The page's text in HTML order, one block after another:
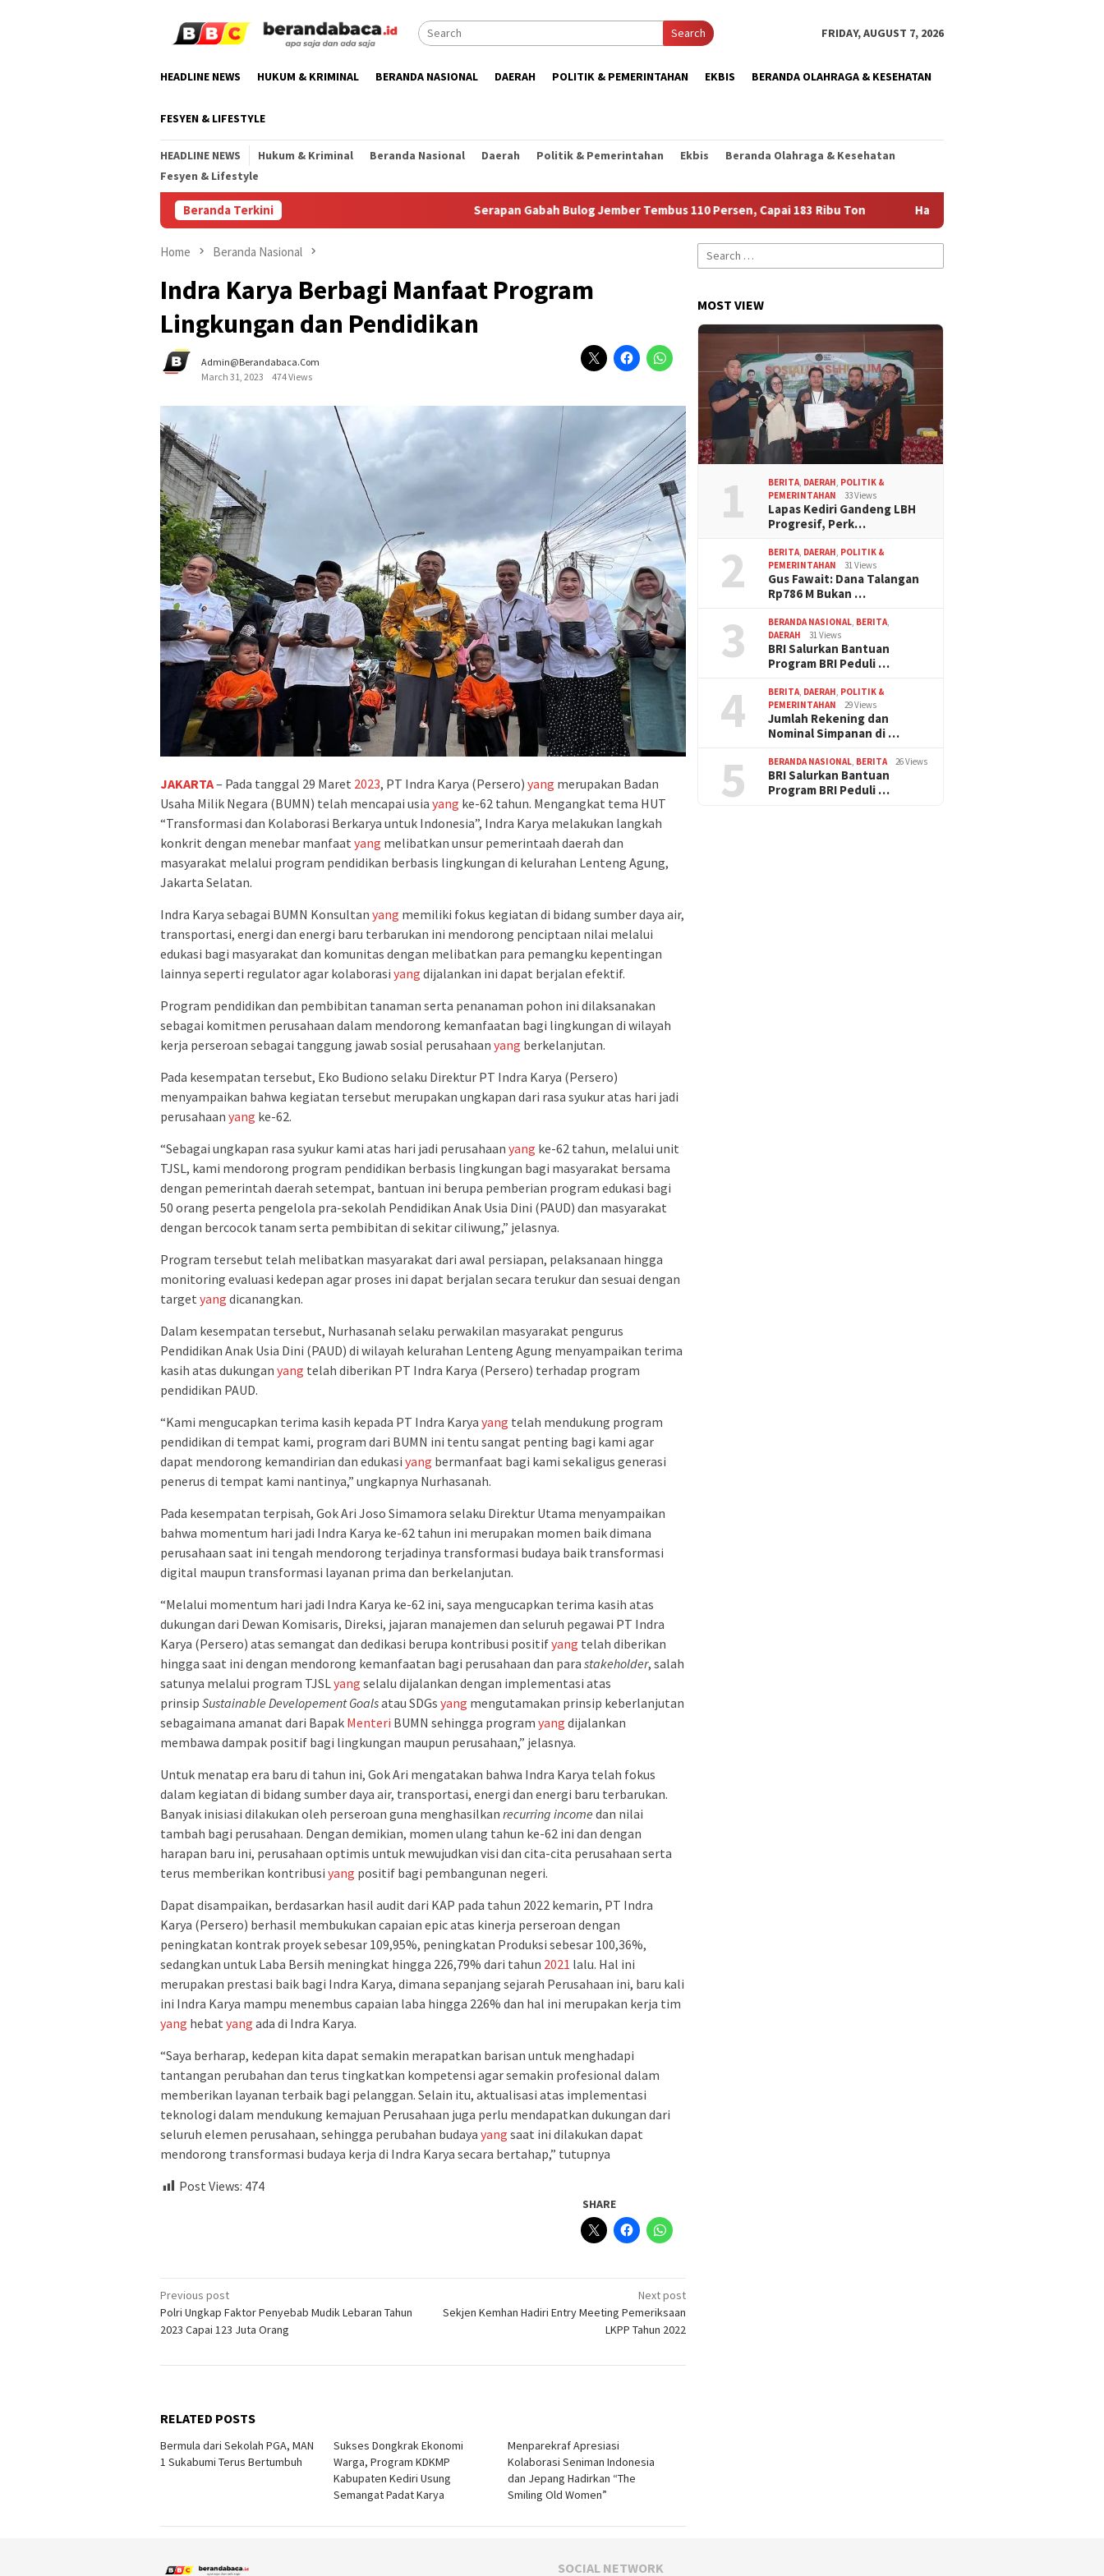
Search FRIDAY, AUGUST 7, 2026
HEADLINE NEWS HUKUM & KRIMINAL BERANDA NASIONAL DAERAH POLITIK & PEMERINTAHAN EKBIS BERANDA OLAHRAGA & KESEHATAN
FESYEN & LIFESTYLE
HEADLINE NEWS Hukum & Kriminal Beranda Nasional Daerah Politik & Pemerintahan Ekbis
Beranda Olahraga & Kesehatan
Fesyen & Lifestyle
Beranda Terkini Serapan Gabah Bulog Jember Tembus 110 Persen, Capai 183 Ribu Ton Harumkan Nama Jember, Diani Siap Jalani
Home Beranda Nasional
Indra Karya Berbagi Manfaat Program
Lingkungan dan Pendidikan
Admin@berandabaca.com
March 31, 2023
474 Views
JAKARTA– Pada tanggal 29 Maret 2023, PT Indra Karya (Persero) yang merupakan Badan
Usaha Milik Negara (BUMN) telah mencapai usia yang ke-62 tahun. Mengangkat tema HUT
“Transformasi dan Kolaborasi Berkarya untuk Indonesia”, Indra Karya melakukan langkah
konkrit dengan menebar manfaat yang melibatkan unsur pemerintaah daerah dan
masyarakat melalui program pendidikan berbasis lingkungan di kelurahan Lenteng Agung,
Jakarta Selatan.
Indra Karya sebagai BUMN Konsultan yang memiliki fokus kegiatan di bidang sumber daya air,
transportasi, energi dan energi baru terbarukan ini mendorong penciptaan nilai melalui
edukasi bagi masyarakat dan komunitas dengan melibatkan para pemangku kepentingan
lainnya seperti regulator agar kolaborasi yang dijalankan ini dapat berjalan efektif.
Program pendidikan dan pembibitan tanaman serta penanaman pohon ini dilaksanakan
sebagai komitmen perusahaan dalam mendorong kemanfaatan bagi lingkungan di wilayah
kerja perseroan sebagai tanggung jawab sosial perusahaan yang berkelanjutan.
Pada kesempatan tersebut, Eko Budiono selaku Direktur PT Indra Karya (Persero)
menyampaikan bahwa kegiatan tersebut merupakan ungkapan dari rasa syukur atas hari jadi
perusahaan yang ke-62.
“Sebagai ungkapan rasa syukur kami atas hari jadi perusahaan yang ke-62 tahun, melalui unit
TJSL, kami mendorong program pendidikan berbasis lingkungan bagi masyarakat bersama
dengan pemerintah daerah setempat, bantuan ini berupa pemberian program edukasi bagi
50 orang peserta pengelola pra-sekolah Pendidikan Anak Usia Dini (PAUD) dan masyarakat
dengan bercocok tanam serta pembibitan di sekitar ciliwung,” jelasnya.
Program tersebut telah melibatkan masyarakat dari awal persiapan, pelaksanaan hingga
monitoring evaluasi kedepan agar proses ini dapat berjalan secara terukur dan sesuai dengan
target yang dicanangkan.
Dalam kesempatan tersebut, Nurhasanah selaku perwakilan masyarakat pengurus
Pendidikan Anak Usia Dini (PAUD) di wilayah kelurahan Lenteng Agung menyampaikan terima
kasih atas dukungan yang telah diberikan PT Indra Karya (Persero) terhadap program
pendidikan PAUD.
“Kami mengucapkan terima kasih kepada PT Indra Karya yang telah mendukung program
pendidikan di tempat kami, program dari BUMN ini tentu sangat penting bagi kami agar
dapat mendorong kemandirian dan edukasi yang bermanfaat bagi kami sekaligus generasi
penerus di tempat kami nantinya,” ungkapnya Nurhasanah.
Pada kesempatan terpisah, Gok Ari Joso Simamora selaku Direktur Utama menyampaikan
bahwa momentum hari jadi Indra Karya ke-62 tahun ini merupakan momen baik dimana
perusahaan saat ini tengah mendorong terjadinya transformasi budaya baik transformasi
digital maupun transformasi layanan prima dan berkelanjutan.
“Melalui momentum hari jadi Indra Karya ke-62 ini, saya mengucapkan terima kasih atas
dukungan dari Dewan Komisaris, Direksi, jajaran manajemen dan seluruh pegawai PT Indra
Karya (Persero) atas semangat dan dedikasi berupa kontribusi positifyang telah diberikan
hingga saat ini dengan mendorong kemanfaatan bagi perusahaan dan para stakeholder, salah
satunya melalui program TJSLyang selalu dijalankan dengan implementasi atas
prinsip Sustainable Developement Goalsatau SDGs yang mengutamakan prinsip keberlanjutan
sebagaimana amanat dari Bapak Menteri BUMN sehingga program yang dijalankan
membawa dampak positif bagi lingkungan maupun perusahaan,” jelasnya.
Untuk menatap era baru di tahun ini, Gok Ari mengatakan bahwa Indra Karya telah fokus
dalam kegiatan di bidang sumber daya air, transportasi, energi dan energi baru terbarukan.
Banyak inisiasi dilakukan oleh perseroan guna menghasilkan recurring income dan nilai
tambah bagi perusahaan. Dengan demikian, momen ulang tahun ke-62 ini dan dengan
harapan baru ini, perusahaan optimis untuk mewujudkan visi dan cita-cita perusahaan serta
terus memberikan kontribusi yang positif bagi pembangunan negeri.
Dapat disampaikan, berdasarkan hasil audit dari KAP pada tahun 2022 kemarin, PT Indra
Karya (Persero) berhasil membukukan capaian epic atas kinerja perseroan dengan
peningkatan kontrak proyek sebesar 109,95%, peningkatan Produksi sebesar 100,36%,
sedangkan untuk Laba Bersih meningkat hingga 226,79% dari tahun 2021 lalu. Hal ini
merupakan prestasi baik bagi Indra Karya, dimana sepanjang sejarah Perusahaan ini, baru kali
ini Indra Karya mampu menembus capaian laba hingga 226% dan hal ini merupakan kerja tim
yang hebat yang ada di Indra Karya.
“Saya berharap, kedepan kita dapat semakin merapatkan barisan untuk menghadapi
tantangan perubahan dan terus tingkatkan kompetensi agar semakin profesional dalam
memberikan layanan terbaik bagi pelanggan. Selain itu, aktualisasi atas implementasi
teknologi dalam mendukung kemajuan Perusahaan juga perlu mendapatkan dukungan dari
seluruh elemen perusahaan, sehingga perubahan budaya yang saat ini dilakukan dapat
mendorong transformasi budaya kerja di Indra Karya secara bertahap,” tutupnya
Post Views: 474
SHARE
Post
navigation
Previous post
Polri Ungkap Faktor Penyebab Mudik Lebaran Tahun
2023 Capai 123 Juta Orang
Next post
Sekjen Kemhan Hadiri Entry Meeting Pemeriksaan
LKPP Tahun 2022
RELATED POSTS
Bermula dari Sekolah PGA, MAN
1 Sukabumi Terus Bertumbuh
Sukses Dongkrak Ekonomi
Warga, Program KDKMP
Kabupaten Kediri Usung
Semangat Padat Karya
Menparekraf Apresiasi
Kolaborasi Seniman Indonesia
dan Jepang Hadirkan “The
Smiling Old Women”
Search
for:
MOST VIEW
1 BERITA DAERAH POLITIK &
PEMERINTAHAN
33 Views
Lapas Kediri Gandeng LBH
Progresif, Perk…
2 BERITA DAERAH POLITIK &
PEMERINTAHAN
31 Views
Gus Fawait: Dana Talangan
Rp786 M Bukan …
3 BERANDA NASIONAL BERITA
DAERAH
31 Views
BRI Salurkan Bantuan
Program BRI Peduli …
4 BERITA DAERAH POLITIK &
PEMERINTAHAN
29 Views
Jumlah Rekening dan
Nominal Simpanan di …
5 BERANDA NASIONAL BERITA 26 Views
BRI Salurkan Bantuan
Program BRI Peduli …
SOCIAL NETWORK